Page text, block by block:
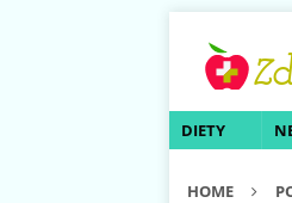
DIETY
HOME